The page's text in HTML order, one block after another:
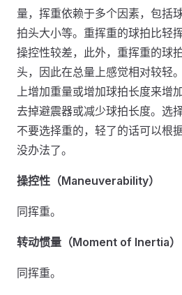
量，挥重依赖于多个因素，包括
拍头大小等。重挥重的球拍比轻
操控性较差，此外，重挥重的球
头，因此在总量上感觉相对较轻
上增加重量或增加球拍长度来增
去掉避震器或减少球拍长度。选
不要选择重的，轻了的话可以根
没办法了。
操控性（Maneuverability）
同挥重。
转动惯量（Moment of Inertia）
同挥重。